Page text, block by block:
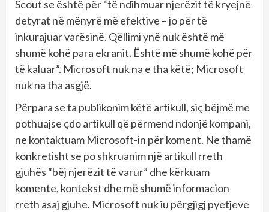
Scout se është për “të ndihmuar njerëzit të kryejnë
detyrat në mënyrë më efektive – jo për të
inkurajuar varësinë. Qëllimi ynë nuk është më
shumë kohë para ekranit. Është më shumë kohë për
të kaluar”. Microsoft nuk na e tha këtë; Microsoft
nuk na tha asgjë.
Përpara se ta publikonim këtë artikull, siç bëjmë me
pothuajse çdo artikull që përmend ndonjë kompani,
ne kontaktuam Microsoft-in për koment. Ne thamë
konkretisht se po shkruanim një artikull rreth
gjuhës “bëj njerëzit të varur” dhe kërkuam
komente, kontekst dhe më shumë informacion
rreth asaj gjuhe. Microsoft nuk iu përgjigj pyetjeve